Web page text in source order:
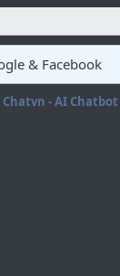
& Facebook
Chatvn - AI